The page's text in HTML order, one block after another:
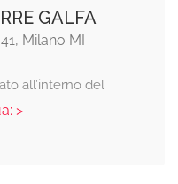
GALFA
Milano MI
all’interno del
>